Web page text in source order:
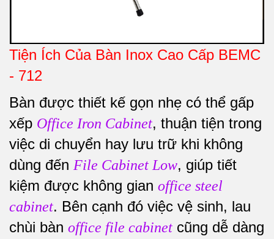
Tiện Ích Của Bàn Inox Cao Cấp BEMC
- 712
Bàn được thiết kế gọn nhẹ có thể gấp
xếp Office Iron Cabinet, thuận tiện trong
việc di chuyển hay lưu trữ khi không
dùng đến File Cabinet Low, giúp tiết
kiệm được không gian office steel
cabinet. Bên cạnh đó việc vệ sinh, lau
chùi bàn office file cabinet cũng dễ dàng